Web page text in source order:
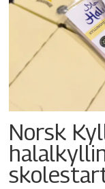
Norsk